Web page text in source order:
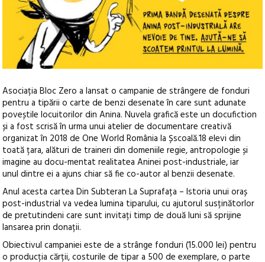
Asociația Bloc Zero a lansat o campanie de strângere de fonduri
pentru a tipării o carte de benzi desenate în care sunt adunate
poveștile locuitorilor din Anina. Nuvela grafică este un docufiction
și a fost scrisă în urma unui atelier de documentare creativă
organizat în 2018 de One World România la Șscoală.18 elevi din
toată țara, alături de traineri din domeniile regie, antropologie și
imagine au docu-mentat realitatea Aninei post-industriale, iar
unul dintre ei a ajuns chiar să fie co-autor al benzii desenate.
Anul acesta cartea Din Subteran La Suprafața – Istoria unui oraș
post-industrial va vedea lumina tiparului, cu ajutorul susținătorlor
de pretutindeni care sunt invitați timp de două luni să sprijine
lansarea prin donații.
Obiectivul campaniei este de a strânge fonduri (15.000 lei) pentru
o producția cărții, costurile de tipar a 500 de exemplare, o parte